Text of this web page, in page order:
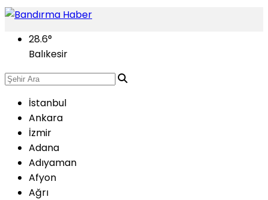
28.6°
Balıkesir
İstanbul
Ankara
İzmir
Adana
Adıyaman
Afyon
Ağrı